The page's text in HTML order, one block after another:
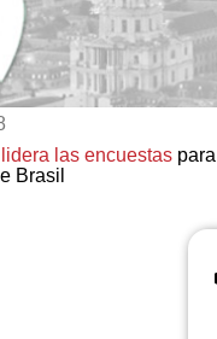
lidera las encuestas para
Brasil